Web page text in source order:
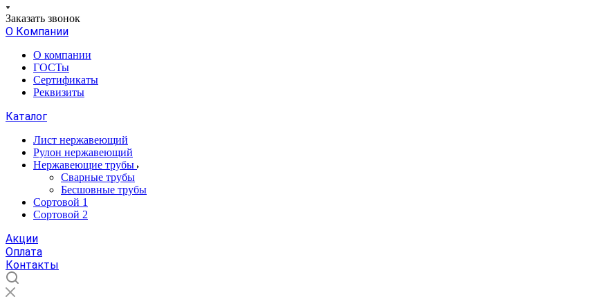
Заказать звонок
О Компании
О компании
ГОСТы
Сертификаты
Реквизиты
Каталог
Лист нержавеющий
Рулон нержавеющий
Нержавеющие трубы
Сварные трубы
Бесшовные трубы
Сортовой 1
Сортовой 2
Акции
Оплата
Контакты